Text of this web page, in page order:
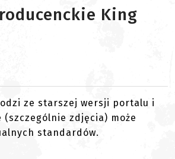
King
ze starszej wersji portalu i
(szczególnie zdjęcia) może
standardów.